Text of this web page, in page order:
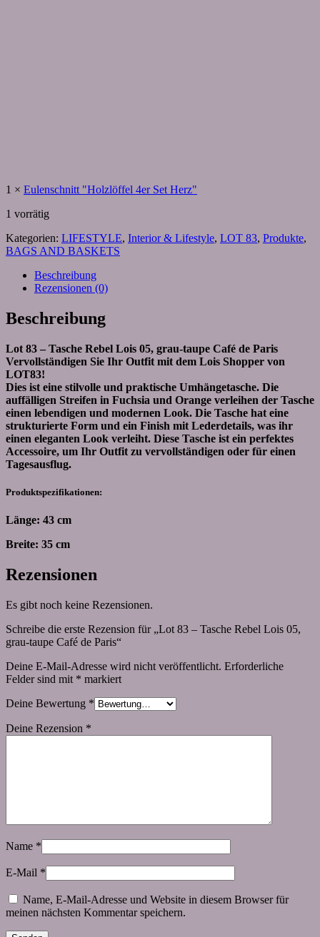
1 × Eulenschnitt "Holzlöffel 4er Set Herz"
1 vorrätig
Kategorien: LIFESTYLE, Interior & Lifestyle, LOT 83, Produkte,
BAGS AND BASKETS
Beschreibung
Rezensionen (0)
Beschreibung
Lot 83 – Tasche Rebel Lois 05, grau-taupe Café de Paris
Vervollständigen Sie Ihr Outfit mit dem Lois Shopper von
LOT83!
Dies ist eine stilvolle und praktische Umhängetasche. Die
auffälligen Streifen in Fuchsia und Orange verleihen der Tasche
einen lebendigen und modernen Look. Die Tasche hat eine
strukturierte Form und ein Finish mit Lederdetails, was ihr
einen eleganten Look verleiht. Diese Tasche ist ein perfektes
Accessoire, um Ihr Outfit zu vervollständigen oder für einen
Tagesausflug.
Produktspezifikationen:
Länge: 43 cm
Breite: 35 cm
Rezensionen
Es gibt noch keine Rezensionen.
Schreibe die erste Rezension für „Lot 83 – Tasche Rebel Lois 05,
grau-taupe Café de Paris“
Deine E-Mail-Adresse wird nicht veröffentlicht. Erforderliche
Felder sind mit * markiert
Deine Bewertung *
Deine Rezension *
Name *
E-Mail *
Name, E-Mail-Adresse und Website in diesem Browser für
meinen nächsten Kommentar speichern.